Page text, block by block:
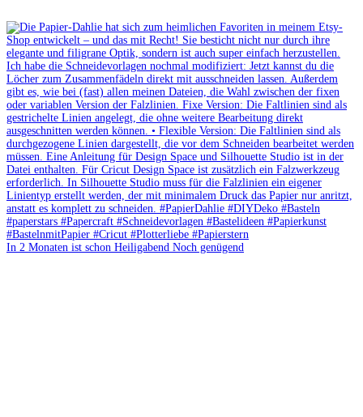
In 2 Monaten ist schon Heiligabend Noch genügend